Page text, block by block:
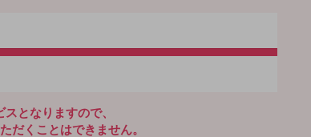
となりますので、
だくことはできません。